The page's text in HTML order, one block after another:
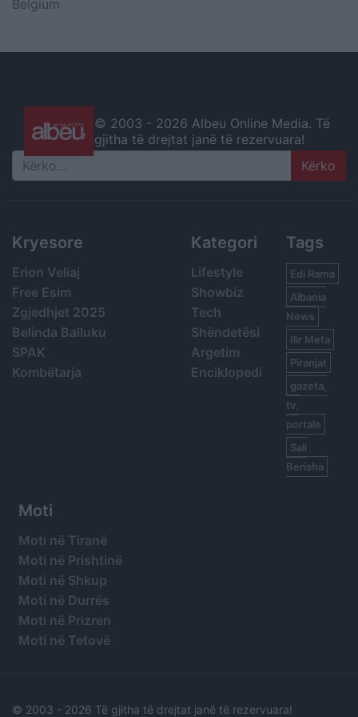
Belgium
© 2003 - 2026 Albeu Online Media. Të
gjitha të drejtat janë të rezervuara!
Search
Kryesore
Erion Veliaj
Free Esim
Zgjedhjet 2025
Belinda Balluku
SPAK
Kombëtarja
Kategori
Lifestyle
Showbiz
Tech
Shëndetësi
Argetim
Enciklopedi
Tags
Edi Rama
Albania
News
Ilir Meta
Piranjat
gazeta,
tv,
portale
Sali
Berisha
Moti
Moti në Tiranë
Moti në Prishtinë
Moti në Shkup
Moti në Durrës
Moti në Prizren
Moti në Tetovë
© 2003 - 2026 Të gjitha të drejtat janë të rezervuara!